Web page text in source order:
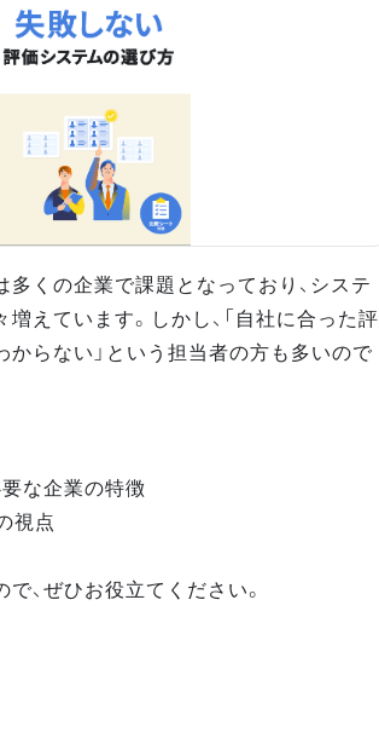
くの企業で課題となっており、システ
えています。しかし、「自社に合った評
らない」という担当者の方も多いので
な企業の特徴
視点
、ぜひお役立てください。